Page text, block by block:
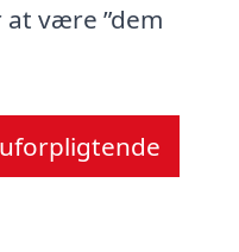
være ”dem